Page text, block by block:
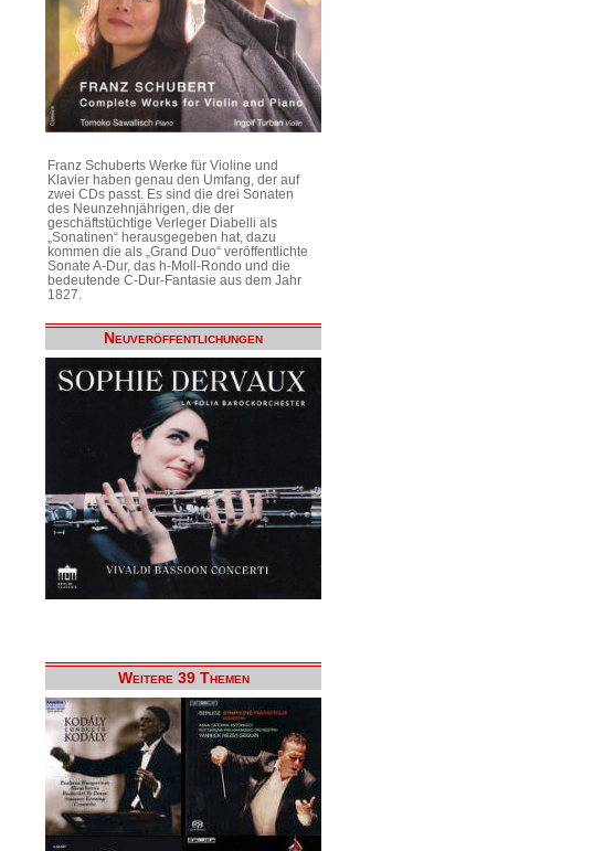
Franz Schuberts Werke für Violine und
Klavier haben genau den Umfang, der auf
zwei CDs passt. Es sind die drei Sonaten
des Neunzehnjährigen, die der
geschäftstüchtige Verleger Diabelli als
„Sonatinen“ herausgegeben hat, dazu
kommen die als „Grand Duo“ veröffentlichte
Sonate A-Dur, das h-Moll-Rondo und die
bedeutende C-Dur-Fantasie aus dem Jahr
1827.
Neuveröffentlichungen
Weitere 39 Themen